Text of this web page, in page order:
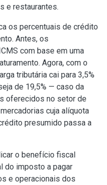
e restaurantes.
os percentuais de crédito
Antes, os
com base em uma
Agora, com o
tributária cai para 3,5%
de 19,5% — caso da
oferecidos no setor de
cuja alíquota
presumido passa a
o benefício fiscal
do imposto a pagar
e operacionais dos